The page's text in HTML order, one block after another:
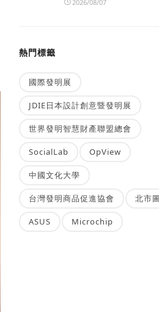
2026/08/07
熱門標籤
國際發明展
JDIE日本設計創意暨發明展
世界發明智慧財產聯盟總會
SocialLab OpView
中國文化大學
台灣發明商品促進協會 北市圖
ASUS Microchip